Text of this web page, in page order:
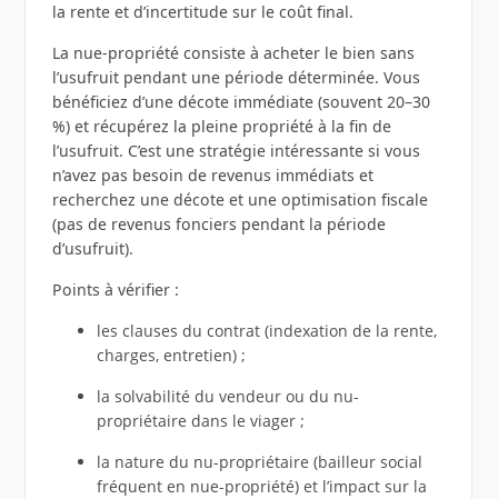
la rente et d’incertitude sur le coût final.
La nue-propriété consiste à acheter le bien sans
l’usufruit pendant une période déterminée. Vous
bénéficiez d’une décote immédiate (souvent 20–30
%) et récupérez la pleine propriété à la fin de
l’usufruit. C’est une stratégie intéressante si vous
n’avez pas besoin de revenus immédiats et
recherchez une décote et une optimisation fiscale
(pas de revenus fonciers pendant la période
d’usufruit).
Points à vérifier :
les clauses du contrat (indexation de la rente,
charges, entretien) ;
la solvabilité du vendeur ou du nu-
propriétaire dans le viager ;
la nature du nu-propriétaire (bailleur social
fréquent en nue-propriété) et l’impact sur la